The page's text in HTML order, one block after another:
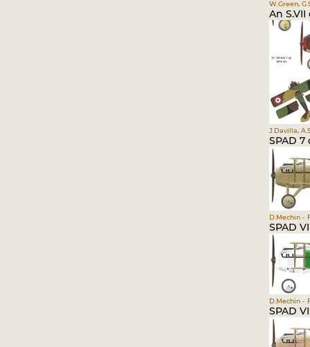
W.Green,
An
J.Davilla,
SPAD 7
D.Mechin -
SPAD
D.Mechin -
SPAD